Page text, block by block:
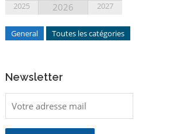
2025 2026 2027
General Toutes les catégories
Newsletter